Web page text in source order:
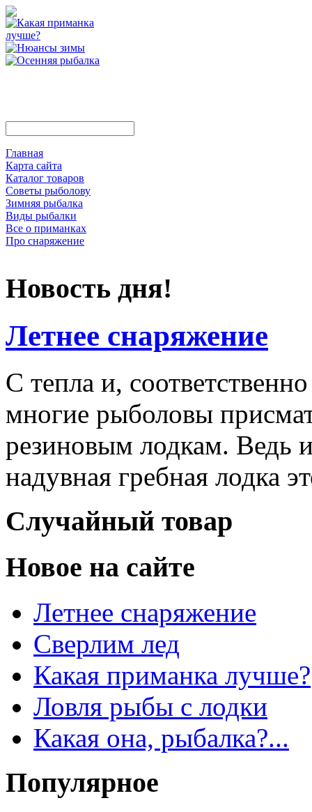
Главная
Карта сайта
Каталог товаров
Советы рыболову
Зимняя рыбалка
Виды рыбалки
Все о приманках
Про снаряжение
Новость дня!
Летнее снаряжение
С тепла и,
многие рыболовы
резиновым лодкам. Ведь
надувная гребная лодка
Случайный товар
Новое на сайте
Летнее снаряжение
Сверлим лед
Какая приманка лучше?
Ловля рыбы с лодки
Какая она, рыбалка?...
Популярное